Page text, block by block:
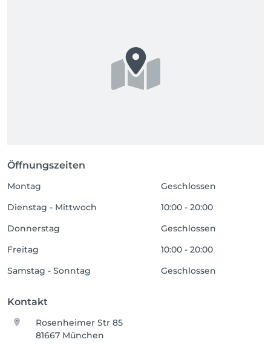
Öffnungszeiten
Montag
Geschlossen
Dienstag - Mittwoch
10:00 - 20:00
Donnerstag
Geschlossen
Freitag
10:00 - 20:00
Samstag - Sonntag
Geschlossen
Kontakt
Rosenheimer Str 85
81667 München